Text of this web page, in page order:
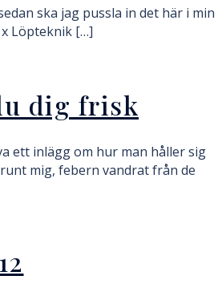
ska jag pussla in det här i min
x Löpteknik […]
dig frisk
ett inlägg om hur man håller sig
mig, febern vandrat från de